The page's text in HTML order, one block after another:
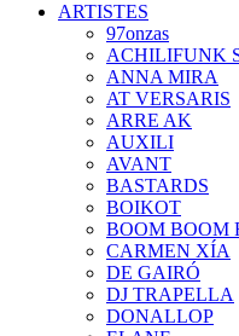
ARTISTES
97onzas
ACHILIFUNK
ANNA MIRA
AT VERSARIS
ARRE AK
AUXILI
AVANT
BASTARDS
BOIKOT
BOOM BOOM
CARMEN XÍA
DE GAIRÓ
DJ TRAPELLA
DONALLOP